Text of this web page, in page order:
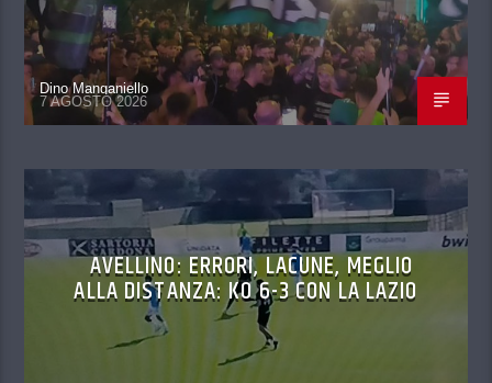
Dino Manganiello
7 AGOSTO 2026
AVELLINO: ERRORI, LACUNE, MEGLIO
ALLA DISTANZA: KO 6-3 CON LA LAZIO